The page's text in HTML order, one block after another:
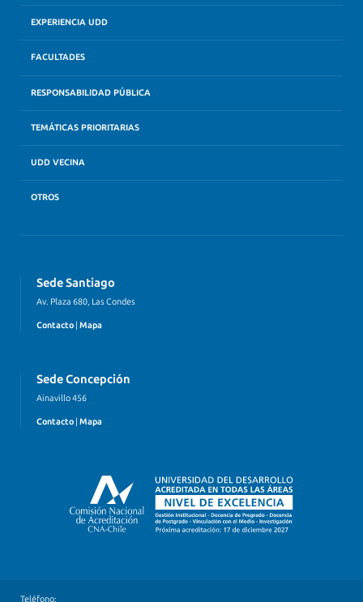
EXPERIENCIA UDD
FACULTADES
RESPONSABILIDAD PÚBLICA
TEMÁTICAS PRIORITARIAS
UDD VECINA
OTROS
Sede Santiago
Av. Plaza 680, Las Condes
Contacto Mapa
Sede Concepción
Ainavillo 456
Contacto | Mapa
Teléfono: